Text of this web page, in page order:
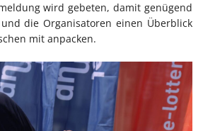
wird gebeten, damit genügend
die Organisatoren einen Überblick
mit anpacken.